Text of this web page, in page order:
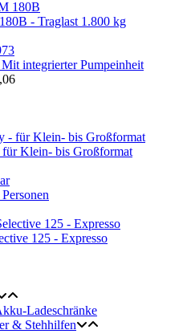
- Traglast 1.800 kg
integrierter Pumpeinheit
Klein- bis Großformat
125 - Expresso
Ladeschränke
& Stehhilfen